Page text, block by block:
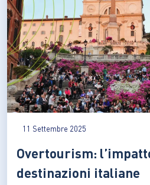
11 Settembre 2025
Overtourism:
destinazioni italiane